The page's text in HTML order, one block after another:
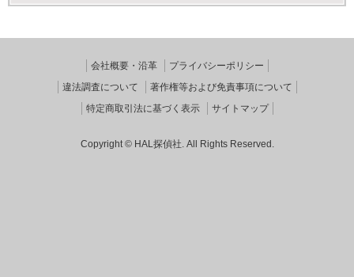
会社概要・沿革
プライバシーポリシー
違法調査について
著作権等および免責事項について
特定商取引法に基づく表示
サイトマップ
Copyright © HAL探偵社. All Rights Reserved.